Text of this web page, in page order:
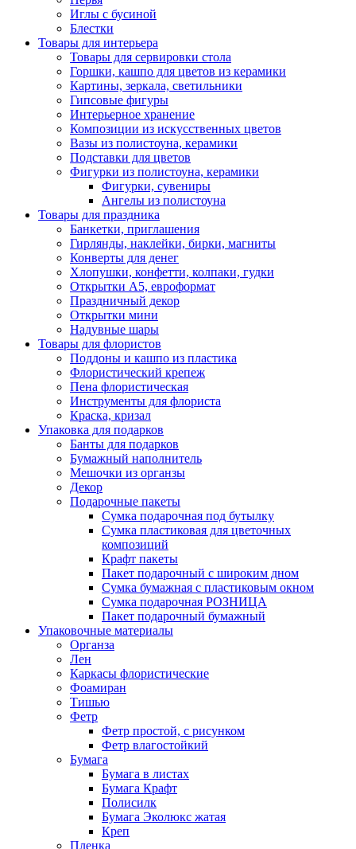
Иглы с бусиной
Блестки
Товары для интерьера
Товары для сервировки стола
Горшки, кашпо для цветов из керамики
Картины, зеркала, светильники
Гипсовые фигуры
Интерьерное хранение
Композиции из искусственных цветов
Вазы из полистоуна, керамики
Подставки для цветов
Фигурки из полистоуна, керамики
Фигурки, сувениры
Ангелы из полистоуна
Товары для праздника
Банкетки, приглашения
Гирлянды, наклейки, бирки, магниты
Конверты для денег
Хлопушки, конфетти, колпаки, гудки
Открытки А5, евроформат
Праздничный декор
Открытки мини
Надувные шары
Товары для флористов
Поддоны и кашпо из пластика
Флористический крепеж
Пена флористическая
Инструменты для флориста
Краска, кризал
Упаковка для подарков
Банты для подарков
Бумажный наполнитель
Мешочки из органзы
Декор
Подарочные пакеты
Сумка подарочная под бутылку
Сумка пластиковая для цветочных
композиций
Крафт пакеты
Пакет подарочный с широким дном
Сумка бумажная с пластиковым окном
Сумка подарочная РОЗНИЦА
Пакет подарочный бумажный
Упаковочные материалы
Органза
Лен
Каркасы флористические
Фоамиран
Тишью
Фетр
Фетр простой, с рисунком
Фетр влагостойкий
Бумага
Бумага в листах
Бумага Крафт
Полисилк
Бумага Эколюкс жатая
Креп
Пленка